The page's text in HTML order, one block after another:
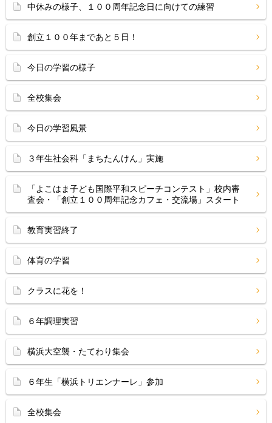
中休みの様子、１００周年記念日に向けての練習
創立１００年まであと５日！
今日の学習の様子
全校集会
今日の学習風景
３年生社会科「まちたんけん」実施
「よこはま子ども国際平和スピーチコンテスト」校内審
査会・「創立１００周年記念カフェ・交流場」スタート
教育実習終了
体育の学習
クラスに花を！
６年調理実習
横浜大空襲・たてわり集会
６年生「横浜トリエンナーレ」参加
全校集会